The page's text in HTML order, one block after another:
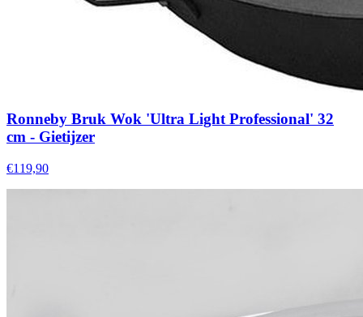
Ronneby Bruk Wok 'Ultra Light Professional' 32
cm - Gietijzer
€119,90